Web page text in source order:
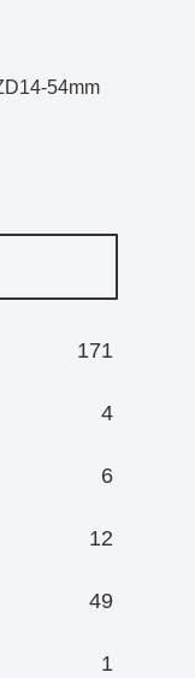
54mm
171
4
6
12
49
1